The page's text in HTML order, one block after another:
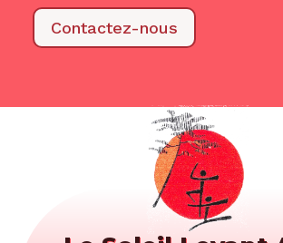
Contactez-nous